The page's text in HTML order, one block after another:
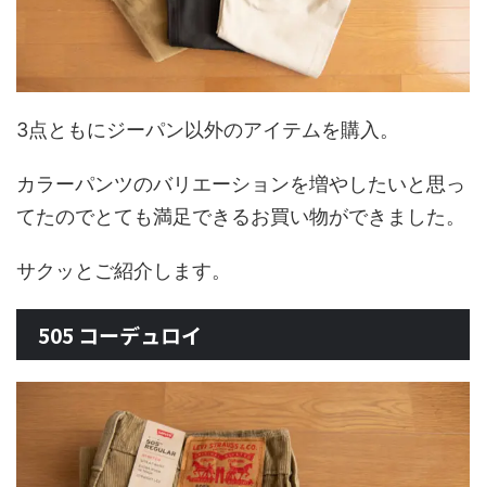
3点ともにジーパン以外のアイテムを購入。
カラーパンツのバリエーションを増やしたいと思っ
てたのでとても満足できるお買い物ができました。
サクッとご紹介します。
505 コーデュロイ